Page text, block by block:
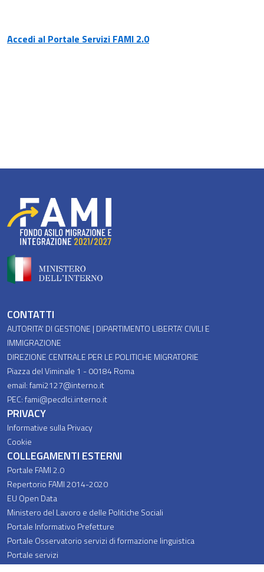
Accedi al Portale Servizi FAMI 2.0
Piè di pagina
CONTATTI
AUTORITA' DI GESTIONE | DIPARTIMENTO LIBERTA' CIVILI E
IMMIGRAZIONE
DIREZIONE CENTRALE PER LE POLITICHE MIGRATORIE
Piazza del Viminale 1 - 00184 Roma
email: fami2127@interno.it
PEC: fami@pecdlci.interno.it
PRIVACY
Informative sulla Privacy
Cookie
COLLEGAMENTI ESTERNI
Portale FAMI 2.0
Repertorio FAMI 2014-2020
EU Open Data
Ministero del Lavoro e delle Politiche Sociali
Portale Informativo Prefetture
Portale Osservatorio servizi di formazione linguistica
Portale servizi